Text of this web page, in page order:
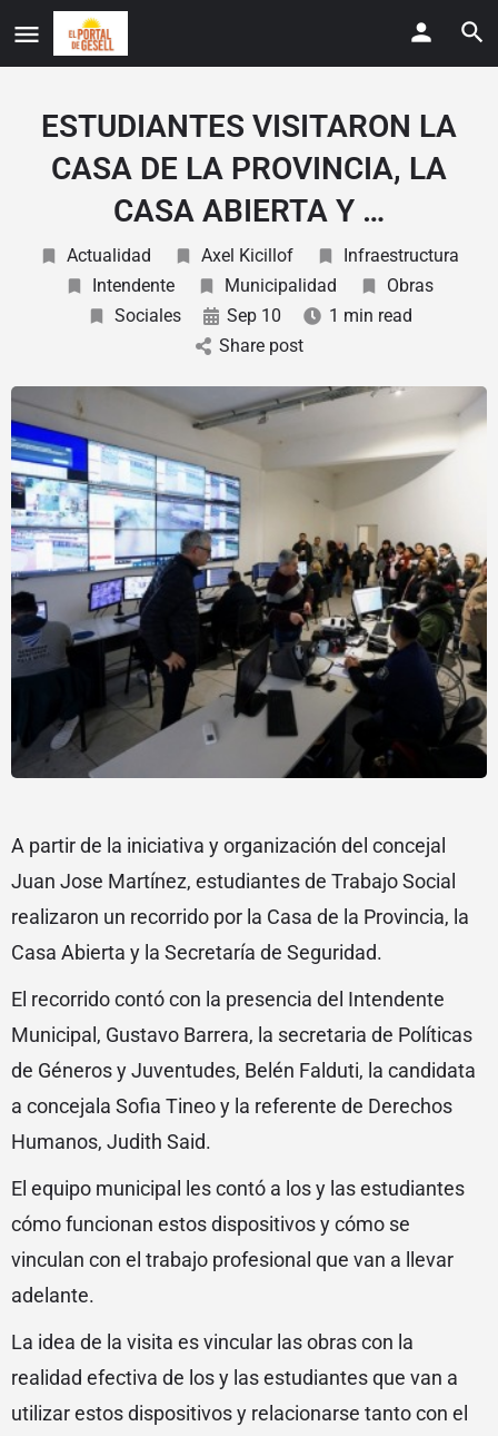
ESTUDIANTES VISITARON LA
CASA DE LA PROVINCIA, LA
CASA ABIERTA Y …
Actualidad Axel Kicillof
Infraestructura
Intendente
Municipalidad
Obras
Sociales
Sep 10
1 min read
Share post
A partir de la iniciativa y organización del concejal
Juan Jose Martínez, estudiantes de Trabajo Social
realizaron un recorrido por la Casa de la Provincia, la
Casa Abierta y la Secretaría de Seguridad.
El recorrido contó con la presencia del Intendente
Municipal, Gustavo Barrera, la secretaria de Políticas
de Géneros y Juventudes, Belén Falduti, la candidata
a concejala Sofia Tineo y la referente de Derechos
Humanos, Judith Said.
El equipo municipal les contó a los y las estudiantes
cómo funcionan estos dispositivos y cómo se
vinculan con el trabajo profesional que van a llevar
adelante.
La idea de la visita es vincular las obras con la
realidad efectiva de los y las estudiantes que van a
utilizar estos dispositivos y relacionarse tanto con el